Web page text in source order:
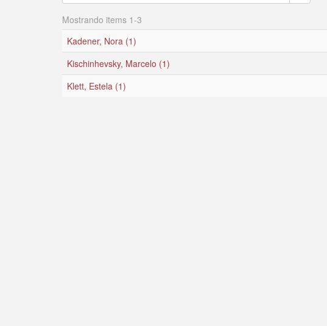
Mostrando items 1-3
Kadener, Nora (1)
Kischinhevsky, Marcelo (1)
Klett, Estela (1)